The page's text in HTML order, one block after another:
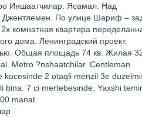
Иншаатчилар. Ясамал. Над
Джентлемен. По улице Шариф –
комнатная квартира
дома. Ленинградский проект.
Общая площадь 74 кв. Жилая
Metro ?nshaatchilar. Centleman
kucesinde 2 otaqli menzil 3e
bina. 7 ci mertebesinde. Yaxshi
manat